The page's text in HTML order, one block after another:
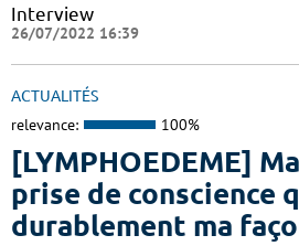
Interview
26/07/2022 16:39
ACTUALITÉS
relevance: 100%
[LYMPHOEDEME]
prise de conscience
durablement ma